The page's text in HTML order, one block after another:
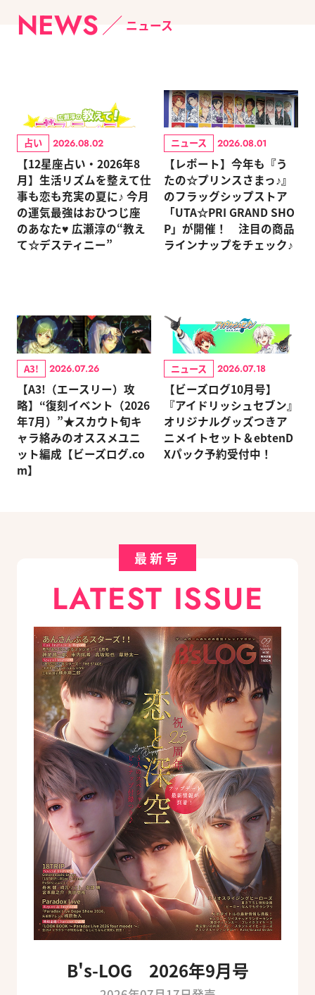
NEWS ニュース
占い 2026.08.02
【12星座占い・2026年8
月】生活リズムを整えて仕
事も恋も充実の夏に♪ 今月
の運気最強はおひつじ座
のあなた♥ 広瀬淳の“教え
て☆デスティニー”
ニュース 2026.08.01
【レポート】今年も『う
たの☆プリンスさまっ♪』
のフラッグシップストア
「UTA☆PRI GRAND SHO
P」が開催！ 注目の商品
ラインナップをチェック♪
A3! 2026.07.26
【A3!（エースリー）攻
略】“復刻イベント（2026
年7月）”★スカウト旬キ
ャラ絡みのオススメユニ
ット編成【ビーズログ.co
m】
ニュース 2026.07.18
【ビーズログ10月号】
『アイドリッシュセブン』
オリジナルグッズつきア
ニメイトセット＆ebtenD
Xパック予約受付中！
最新号
LATEST ISSUE
B's-LOG 2026年9月号